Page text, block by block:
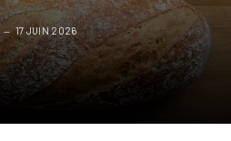
17 JUIN 2026